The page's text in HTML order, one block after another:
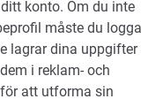
konto. Om du inte
måste du logga
lagrar dina uppgifter
i reklam- och
att utforma sin